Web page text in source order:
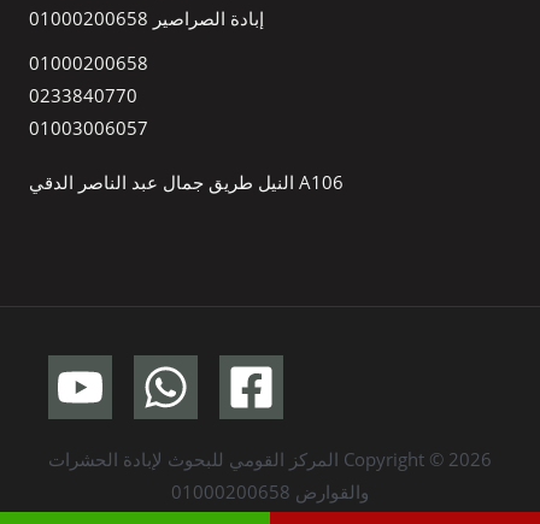
إبادة الصراصير 01000200658
01000200658
0233840770
01003006057
A106 النيل طريق جمال عبد الناصر الدقي
Copyright © 2026 المركز القومي للبحوث لإبادة الحشرات
والقوارض 01000200658